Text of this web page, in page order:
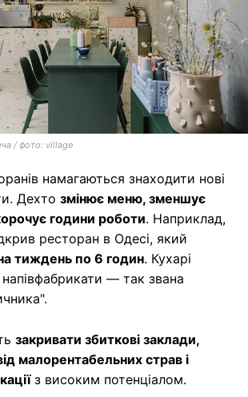
/ фото: village
намагаються знаходити нові
Дехто змінює меню, зменшує
години роботи. Наприклад,
ресторан в Одесі, який
тиждень по 6 годин. Кухарі
напівфабрикати — так звана
закривати збиткові заклади,
малорентабельних страв і
з високим потенціалом.